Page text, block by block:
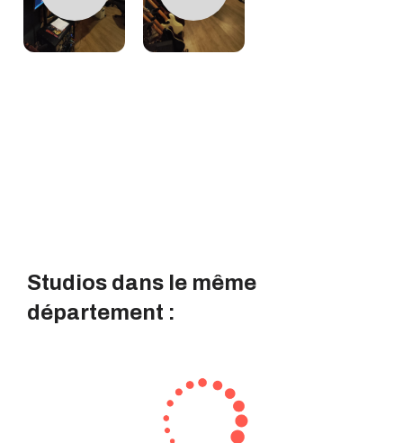
Studios dans le même
département :